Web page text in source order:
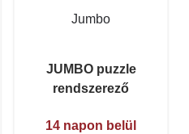
Jumbo
JUMBO puzzle
rendszerező
14 napon belül